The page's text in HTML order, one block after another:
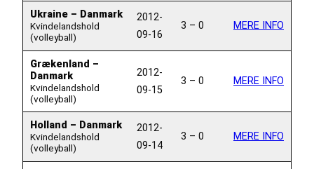
Ukraine – Danmark
Kvindelandshold
(volleyball)
2012-
09-16
3 – 0 MERE INFO
Grækenland –
Danmark
Kvindelandshold
(volleyball)
2012-
09-15
3 – 0 MERE INFO
Holland – Danmark
Kvindelandshold
(volleyball)
2012-
09-14
3 – 0 MERE INFO